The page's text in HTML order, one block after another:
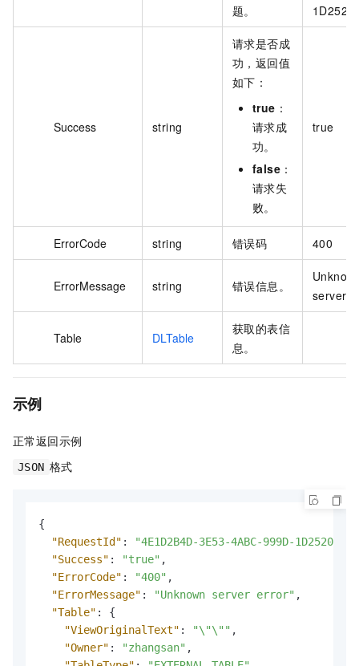
题。
Success string
请求是否成
功，返回值
如下：
true ：
请求成
功。
false ：
请求失
败。
true
ErrorCode string 错误码 400
ErrorMessage string 错误信息。
server
Table DLTable
获取的表信
息。
示例
正常返回示例
JSON 格式
{
"RequestId" :
"4E1D2B4D-3E53-4ABC-999D-
"Success" : "true" ,
"ErrorCode" : "400" ,
"ErrorMessage" : "Unknown server error" ,
"Table" :
{
"ViewOriginalText" : "\"\"" ,
"Owner" : "zhangsan" ,